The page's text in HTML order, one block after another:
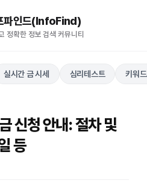
파인드(InfoFind)​​​​
정확한 정보 검색 커뮤니티
실시간 금 시세 심리테스트 키워
신청 안내: 절차 및
등